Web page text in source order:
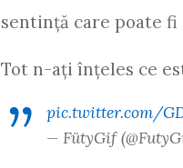
sentinţă care poate fi
Tot n-aţi înţeles ce
pic.twitter.com/
— FütyGif